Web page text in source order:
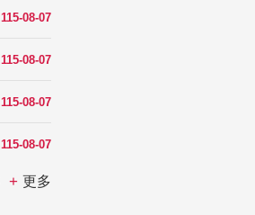
115-08-07
115-08-07
115-08-07
115-08-07
更多